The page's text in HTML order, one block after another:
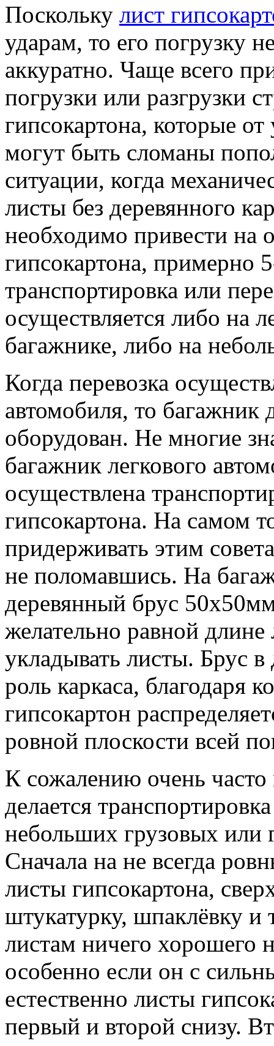
Поскольку лист
ударам, то его погрузку
аккуратно. Чаще всего
погрузки или разгрузки
гипсокартона, которые
могут быть сломаны
ситуации, когда
листы без деревянного
необходимо привести на
гипсокартона, примерно
транспортировка или
осуществляется либо на
багажнике, либо на
Когда перевозка
автомобиля, то багажник
оборудован. Не многие
багажник легкового
осуществлена
гипсокартона. На самом
придерживать этим
не поломавшись. На
деревянный брус
желательно равной
укладывать листы. Брус
роль каркаса, благодаря
гипсокартон
ровной плоскости всей
К сожалению очень
делается
небольших грузовых или
Сначала на не всегда
листы гипсокартона,
штукатурку, шпаклёвку и
листам ничего хорошего
особенно если он с
естественно листы
первый и второй снизу.